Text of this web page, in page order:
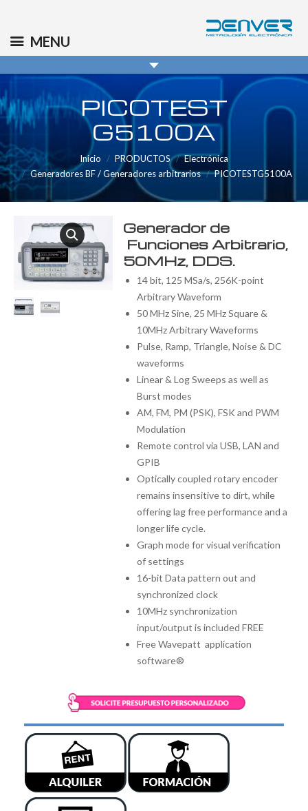
info@denver.es
PICOTEST
G5100A
Inicio PRODUCTOS
Electrónica
Generadores BF / Generadores arbitrarios
PICOTESTG5100A
Generador de
Funciones Arbitrario,
50MHz, DDS.
14 bit, 125 MSa/s, 256K-point
Arbitrary Waveform
50 MHz Sine, 25 MHz Square &
10MHz Arbitrary Waveforms
Pulse, Ramp, Triangle, Noise & DC
waveforms
Linear & Log Sweeps as well as
Burst modes
AM, FM, PM (PSK), FSK and PWM
Modulation
Remote control via USB, LAN and
GPIB
Optically coupled rotary encoder
remains insensitive to dirt, while
offering lag free performance and a
longer life cycle.
Graph mode for visual verification
of settings
16-bit Data pattern out and
synchronized clock
10MHz synchronization
input/output is included FREE
Free Wavepatt application
software®
MENU